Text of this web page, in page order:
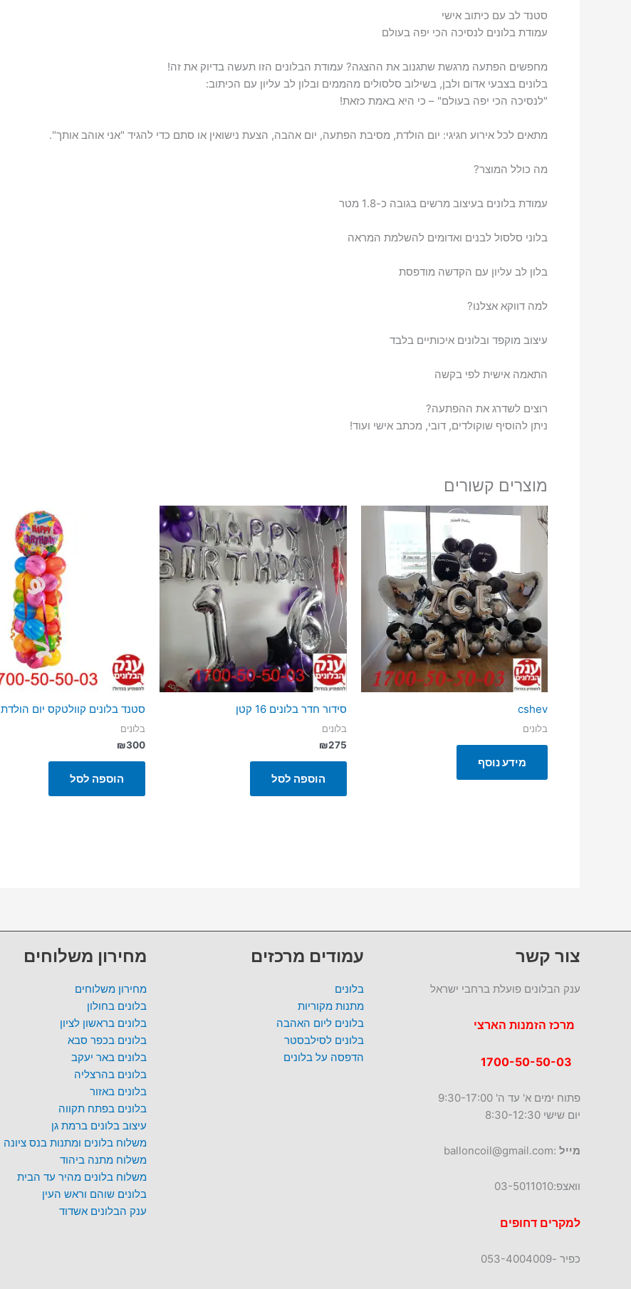
סטנד לב עם כיתוב אישי
עמודת בלונים לנסיכה הכי יפה בעולם
מחפשים הפתעה מרגשת שתגנוב את ההצגה? עמודת הבלונים הזו תעשה בדיוק את זה!
בלונים בצבעי אדום ולבן, בשילוב סלסולים מהממים ובלון לב עליון עם הכיתוב:
"לנסיכה הכי יפה בעולם" – כי היא באמת כזאת!
מתאים לכל אירוע חגיגי: יום הולדת, מסיבת הפתעה, יום אהבה, הצעת נישואין או סתם כדי להגיד "אני אוהב אותך".
מה כולל המוצר?
עמודת בלונים בעיצוב מרשים בגובה כ-1.8 מטר
בלוני סלסול לבנים ואדומים להשלמת המראה
בלון לב עליון עם הקדשה מודפסת
למה דווקא אצלנו?
עיצוב מוקפד ובלונים איכותיים בלבד
התאמה אישית לפי בקשה
רוצים לשדרג את ההפתעה?
ניתן להוסיף שוקולדים, דובי, מכתב אישי ועוד!
מוצרים קשורים
cshev
בלונים
מידע נוסף
סידור חדר בלונים 16 קטן
בלונים
₪275
הוספה לסל
סטנד בלונים קוולטקס יום הולדת
בלונים
₪300
הוספה לסל
צור קשר
ענק הבלונים פועלת ברחבי ישראל
מרכז הזמנות הארצי
פתוח ימים א' עד ה' 9:30-17:00
יום שישי 8:30-12:30
מייל :balloncoil@gmail.com
וואצפ:03-5011010
למקרים דחופים
כפיר -053-4004009
עמודים מרכזים
בלונים
מתנות מקוריות
בלונים ליום האהבה
בלונים לסילבסטר
הדפסה על בלונים
מחירון משלוחים
מחירון משלוחים
בלונים בחולון
בלונים בראשון לציון
בלונים בכפר סבא
בלונים באר יעקב
בלונים בהרצליה
בלונים באזור
בלונים בפתח תקווה
עיצוב בלונים ברמת גן
משלוח בלונים ומתנות בנס ציונה
משלוח מתנה ביהוד
משלוח בלונים מהיר עד הבית
בלונים שוהם וראש העין
ענק הבלונים אשדוד